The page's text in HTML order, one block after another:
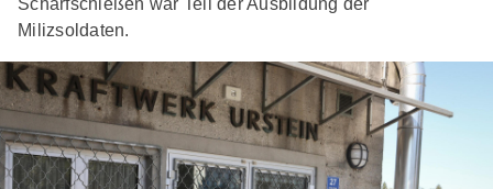
Scharfschießen war Teil der Ausbildung der
Milizsoldaten.